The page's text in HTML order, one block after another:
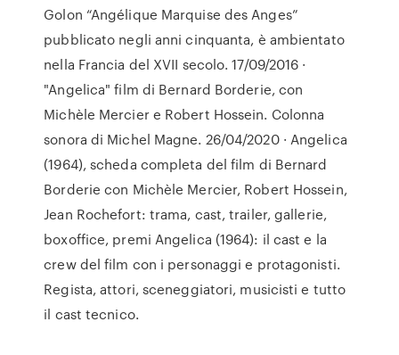
Golon “Angélique Marquise des Anges”
pubblicato negli anni cinquanta, è ambientato
nella Francia del XVII secolo. 17/09/2016 ·
"Angelica" film di Bernard Borderie, con
Michèle Mercier e Robert Hossein. Colonna
sonora di Michel Magne. 26/04/2020 · Angelica
(1964), scheda completa del film di Bernard
Borderie con Michèle Mercier, Robert Hossein,
Jean Rochefort: trama, cast, trailer, gallerie,
boxoffice, premi Angelica (1964): il cast e la
crew del film con i personaggi e protagonisti.
Regista, attori, sceneggiatori, musicisti e tutto
il cast tecnico.